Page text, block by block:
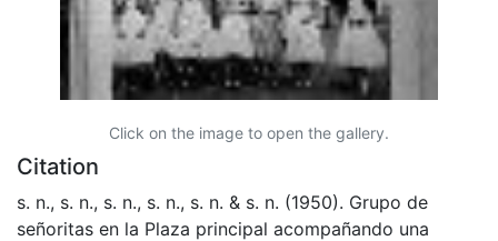
Click on the image to open the gallery.
Citation
s. n., s. n., s. n., s. n., s. n. & s. n. (1950). Grupo de
señoritas en la Plaza principal acompañando una